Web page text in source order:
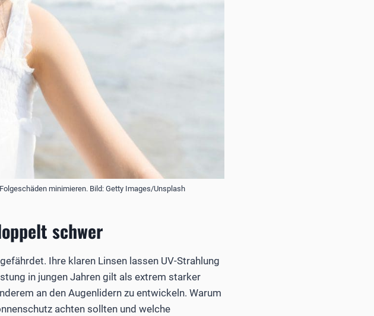
minimieren. Bild: Getty Images/Unsplash
schwer
Ihre klaren Linsen lassen UV-Strahlung
in jungen Jahren gilt als extrem starker
an den Augenlidern zu entwickeln. Warum
achten sollten und welche